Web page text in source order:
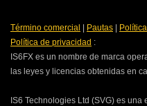
Término comercial Pautas
Política de privacidad :
IS6FX es un nombre de marca
las leyes y licencias obtenidas en
IS6 Technologies Ltd (SVG) es